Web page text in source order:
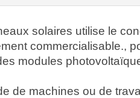
solaires utilise le
commercialisable.,
modules
de machines ou de